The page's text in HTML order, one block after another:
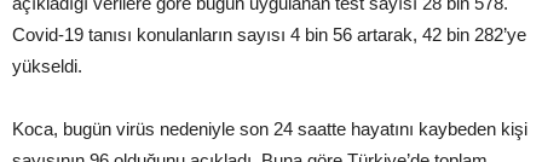
Covid-19 tanısı konulanların sayısı 4 bin 56 artarak, 42 bin 282’ye
yükseldi.
Koca, bugün virüs nedeniyle son 24 saatte hayatını kaybeden kişi